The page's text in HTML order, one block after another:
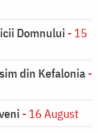
Domnului - 15
din Kefalonia-
- 16 August